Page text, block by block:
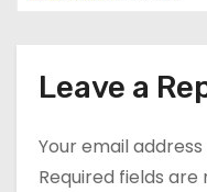
o
Leave a
Your email
Required fields are